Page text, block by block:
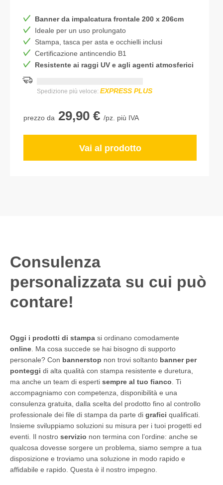
Banner da impalcatura frontale 200 x 206cm
Ideale per un uso prolungato
Stampa, tasca per asta e occhielli inclusi
Certificazione antincendio B1
Resistente ai raggi UV e agli agenti atmosferici
Spedizione più veloce: EXPRESS PLUS
prezzo da 29,90 € /pz. più IVA
Vai al prodotto
Consulenza
personalizzata su cui può
contare!
Oggi i prodotti di stampa si ordinano comodamente
online . Ma cosa succede se hai bisogno di supporto
personale? Con bannerstop non trovi soltanto banner per
ponteggi di alta qualità con stampa resistente e duretura,
ma anche un team di esperti sempre al tuo fianco . Ti
accompagniamo con competenza, disponibilità e una
consulenza gratuita, dalla scelta del prodotto fino al controllo
professionale dei file di stampa da parte di grafici qualificati.
Insieme sviluppiamo soluzioni su misura per i tuoi progetti ed
eventi. Il nostro servizio non termina con l’ordine: anche se
qualcosa dovesse sorgere un problema, siamo sempre a tua
disposizione e troviamo una soluzione in modo rapido e
affidabile e rapido. Questa è il nostro impegno.